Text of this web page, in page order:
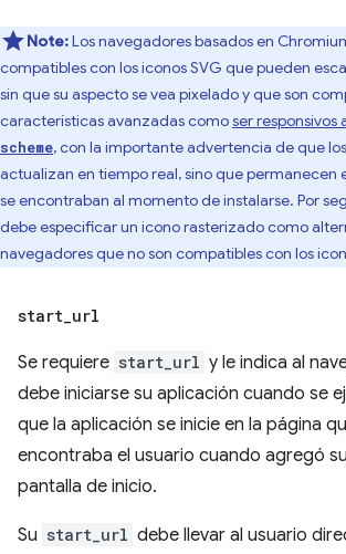
Note:Los navegadores basados en
compatibles con los iconos SVG que pueden
sin que su aspecto se vea pixelado y que son
características avanzadas comoser responsivos
scheme, con la importante advertencia de que
actualizan en tiempo real, sino que permanecen
se encontraban al momento de instalarse. Por
debe especificar un icono rasterizado como
navegadores que no son compatibles con los
start_url
Se requiere start_url y le indica al
debe iniciarse su aplicación cuando se
que la aplicación se inicie en la página
encontraba el usuario cuando agregó
pantalla de inicio.
Su start_url debe llevar al usuario